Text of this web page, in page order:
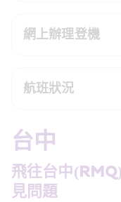
網上辦理登機
航班狀況
台中
飛往台中
見問題